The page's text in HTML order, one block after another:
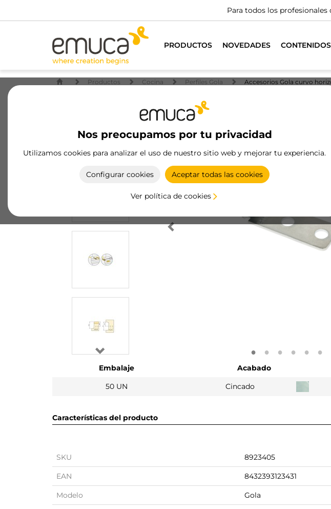
Para todos los profesionales
PRODUCTOS NOVEDADES CONTENIDOS
Nos preocupamos por tu privacidad
Utilizamos cookies para analizar el uso de nuestro sitio web y mejorar tu experiencia.
Configurar cookies Aceptar todas las cookies
Ver política de cookies
Productos Cocina Perfiles Gola Accesorios Gola curvo
Embalaje Acabado
50 UN
Cincado
Características del producto
SKU 8923405
EAN 8432393123431
Modelo Gola